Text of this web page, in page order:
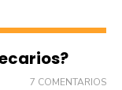
7 COMENTARIOS